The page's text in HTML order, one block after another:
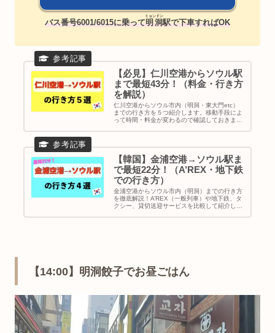
バス番号6001/6015に乗って明洞
ミョンドン
駅で下車すればOK
【必見】仁川空港からソウル駅
まで最短43分！（料金・行き方
を解説）
仁川空港からソウル市内（明洞・東大門etc）
までの行き方を５つ紹介します。移動手段によ
って時間・料金が変わるので確認しておきまし
ービス｜韓国旅行｜ソウル旅行｜空港からソウ
ル市内までの行き方｜仁川空港から明洞
【韓国】金浦空港→ソウル駅ま
で最短22分！（A’REX・地下鉄
での行き方）
金浦空港からソウル市内（明洞）までの行き方
を徹底解説！A’REX（一般列車）や地下鉄、タ
クシー、貸切送迎サービスを比較して紹介しま
【14:00】明洞餃子でお昼ごはん